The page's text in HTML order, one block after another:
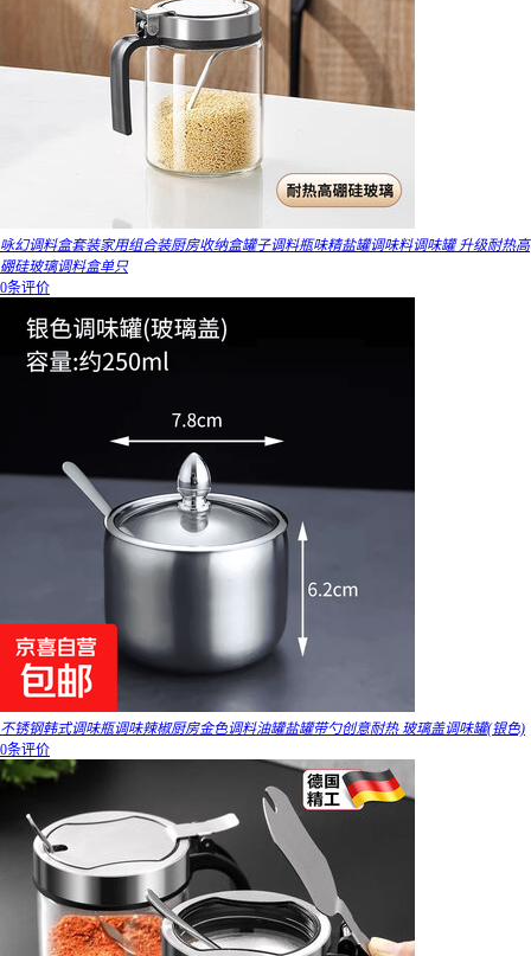
咏幻调料盒套装家用组合装厨房收纳盒罐子调料瓶味精盐罐调味料调味罐 升级耐热高
硼硅玻璃调料盒单只
0条评价
不锈钢韩式调味瓶调味辣椒厨房金色调料油罐盐罐带勺创意耐热 玻璃盖调味罐(银色)
0条评价